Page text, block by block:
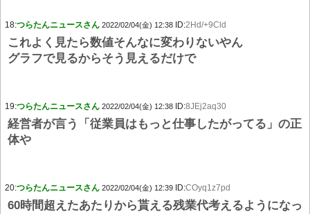
18:つらたんニュースさん 2022/02/04(金) 12:38 ID:2Hd/+9Cld
これよく見たら数値そんなに変わりないやん
グラフで見るからそう見えるだけで
19:つらたんニュースさん 2022/02/04(金) 12:38 ID:8JEj2aq30
経営者が言う「従業員はもっと仕事したがってる」の正
体や
20:つらたんニュースさん 2022/02/04(金) 12:39 ID:COyq1z7pd
60時間超えたあたりから貰える残業代考えるようになっ